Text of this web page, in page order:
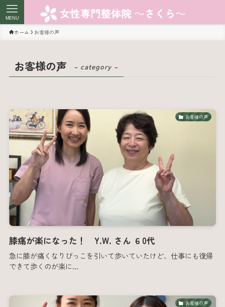
MENU
ホーム お客様の声
お客様の声 – category –
お客様の声
膝痛が楽になった！ Y.W. さん ６0代
急に膝が痛くなりびっこを引いて歩いていたけど、仕事にも復帰
できて歩くのが楽に...
お客様の声